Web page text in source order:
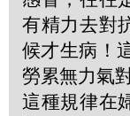
有精力去對
候才生病！
勞累無力氣
這種規律在